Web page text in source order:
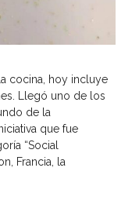
cocina, hoy incluye
Llegó uno de los
de la
que fue
“Social
Francia, la